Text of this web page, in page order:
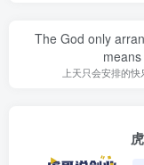
The God only
上天只会安排的